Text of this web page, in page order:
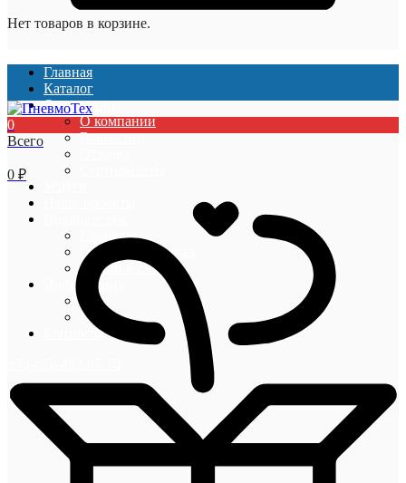
Нет товаров в корзине.
Главная
Каталог
О компании
О компании
Вакансии
Гарантии
Оплата и доставка
Акции и скидки
Информация
Блог
Новости
Контакты
0
Всего
0 ₽